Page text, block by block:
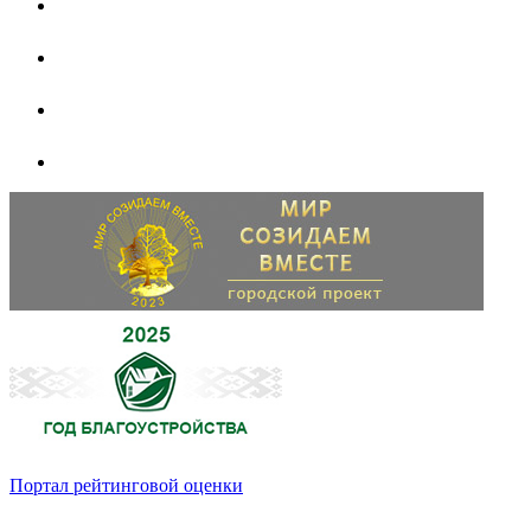
Портал рейтинговой оценки